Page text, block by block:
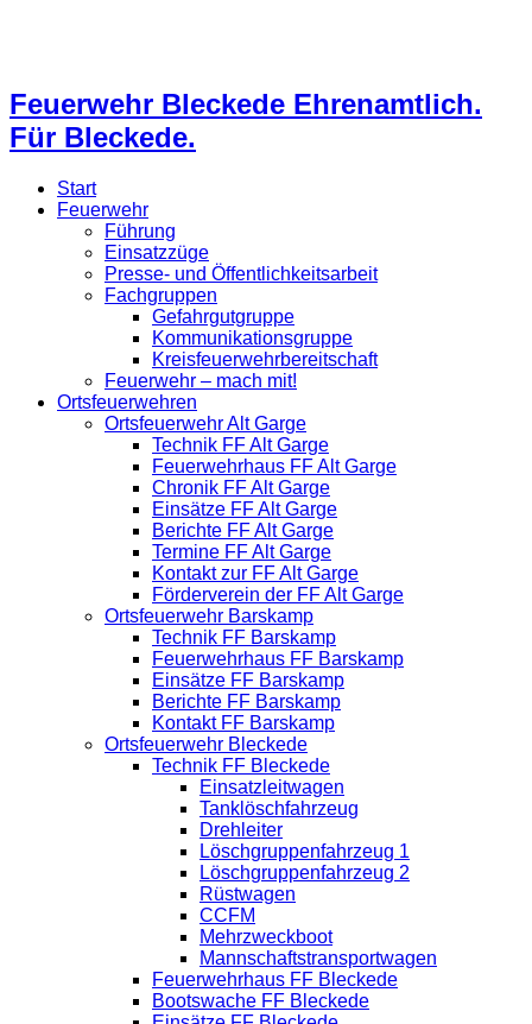
Feuerwehr Bleckede Ehrenamtlich.
Für Bleckede.
Start
Feuerwehr
Führung
Einsatzzüge
Presse- und Öffentlichkeitsarbeit
Fachgruppen
Gefahrgutgruppe
Kommunikationsgruppe
Kreisfeuerwehrbereitschaft
Feuerwehr – mach mit!
Ortsfeuerwehren
Ortsfeuerwehr Alt Garge
Technik FF Alt Garge
Feuerwehrhaus FF Alt Garge
Chronik FF Alt Garge
Einsätze FF Alt Garge
Berichte FF Alt Garge
Termine FF Alt Garge
Kontakt zur FF Alt Garge
Förderverein der FF Alt Garge
Ortsfeuerwehr Barskamp
Technik FF Barskamp
Feuerwehrhaus FF Barskamp
Einsätze FF Barskamp
Berichte FF Barskamp
Kontakt FF Barskamp
Ortsfeuerwehr Bleckede
Technik FF Bleckede
Einsatzleitwagen
Tanklöschfahrzeug
Drehleiter
Löschgruppenfahrzeug 1
Löschgruppenfahrzeug 2
Rüstwagen
CCFM
Mehrzweckboot
Mannschaftstransportwagen
Feuerwehrhaus FF Bleckede
Bootswache FF Bleckede